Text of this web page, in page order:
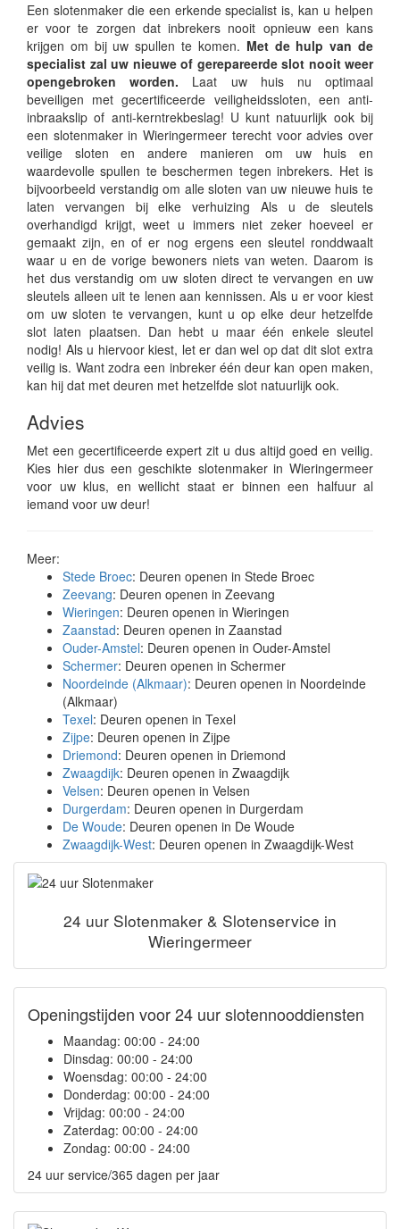
Een slotenmaker die een erkende specialist is, kan u helpen
er voor te zorgen dat inbrekers nooit opnieuw een kans
krijgen om bij uw spullen te komen. Met de hulp van de
specialist zal uw nieuwe of gerepareerde slot nooit weer
opengebroken worden. Laat uw huis nu optimaal
beveiligen met gecertificeerde veiligheidssloten, een anti-
inbraakslip of anti-kerntrekbeslag! U kunt natuurlijk ook bij
een slotenmaker in Wieringermeer terecht voor advies over
veilige sloten en andere manieren om uw huis en
waardevolle spullen te beschermen tegen inbrekers. Het is
bijvoorbeeld verstandig om alle sloten van uw nieuwe huis te
laten vervangen bij elke verhuizing Als u de sleutels
overhandigd krijgt, weet u immers niet zeker hoeveel er
gemaakt zijn, en of er nog ergens een sleutel ronddwaalt
waar u en de vorige bewoners niets van weten. Daarom is
het dus verstandig om uw sloten direct te vervangen en uw
sleutels alleen uit te lenen aan kennissen. Als u er voor kiest
om uw sloten te vervangen, kunt u op elke deur hetzelfde
slot laten plaatsen. Dan hebt u maar één enkele sleutel
nodig! Als u hiervoor kiest, let er dan wel op dat dit slot extra
veilig is. Want zodra een inbreker één deur kan open maken,
kan hij dat met deuren met hetzelfde slot natuurlijk ook.
Advies
Met een gecertificeerde expert zit u dus altijd goed en veilig.
Kies hier dus een geschikte slotenmaker in Wieringermeer
voor uw klus, en wellicht staat er binnen een halfuur al
iemand voor uw deur!
Meer:
Stede Broec: Deuren openen in Stede Broec
Zeevang: Deuren openen in Zeevang
Wieringen: Deuren openen in Wieringen
Zaanstad: Deuren openen in Zaanstad
Ouder-Amstel: Deuren openen in Ouder-Amstel
Schermer: Deuren openen in Schermer
Noordeinde (Alkmaar): Deuren openen in Noordeinde
(Alkmaar)
Texel: Deuren openen in Texel
Zijpe: Deuren openen in Zijpe
Driemond: Deuren openen in Driemond
Zwaagdijk: Deuren openen in Zwaagdijk
Velsen: Deuren openen in Velsen
Durgerdam: Deuren openen in Durgerdam
De Woude: Deuren openen in De Woude
Zwaagdijk-West: Deuren openen in Zwaagdijk-West
24 uur Slotenmaker & Slotenservice in
Wieringermeer
Openingstijden voor 24 uur slotennooddiensten
Maandag: 00:00 - 24:00
Dinsdag: 00:00 - 24:00
Woensdag: 00:00 - 24:00
Donderdag: 00:00 - 24:00
Vrijdag: 00:00 - 24:00
Zaterdag: 00:00 - 24:00
Zondag: 00:00 - 24:00
24 uur service/365 dagen per jaar